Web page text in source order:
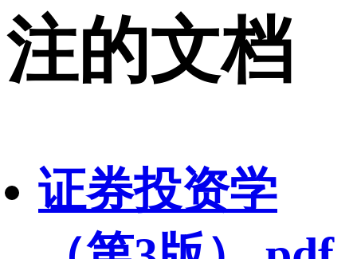
注的文档
证券投资学